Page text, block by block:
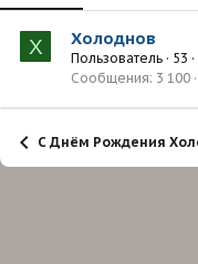
Х Холоднов
Пользователь · 53 ·
Сообщения 3 100
С Днём Рождения